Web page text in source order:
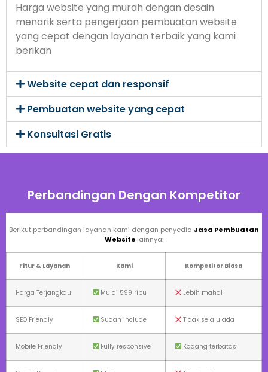
Harga website yang murah dengan desain
menarik serta pengerjaan pembuatan website
yang cepat dengan layanan terbaik yang kami
berikan
Website cepat dan responsif
Pembuatan website yang cepat
Konsultasi Gratis
Perbandingan Dengan Kompetitor
Berikut perbandingan layanan kami dengan penyedia Jasa Pembuatan
Website lainnya:
Fitur & Layanan Kami Kompetitor Biasa
Harga Terjangkau Mulai 599 ribu Lebih mahal
SEO Friendly Sudah include Tidak selalu ada
Mobile Friendly Fully responsive Kadang terbatas